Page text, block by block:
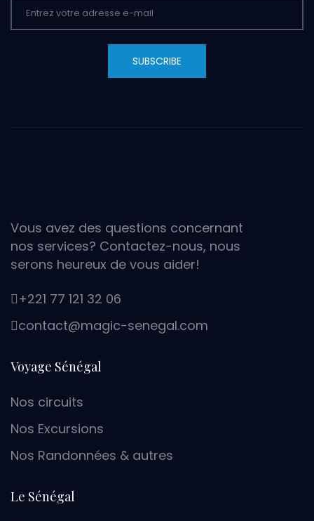
SUBSCRIBE
Vous avez des questions concernant
nos services? Contactez-nous, nous
serons heureux de vous aider!
+221 77 121 32 06
moc.lagenes-cigam@tcatnoc
Voyage Sénégal
Nos circuits
Nos Excursions
Nos Randonnées & autres
Le Sénégal